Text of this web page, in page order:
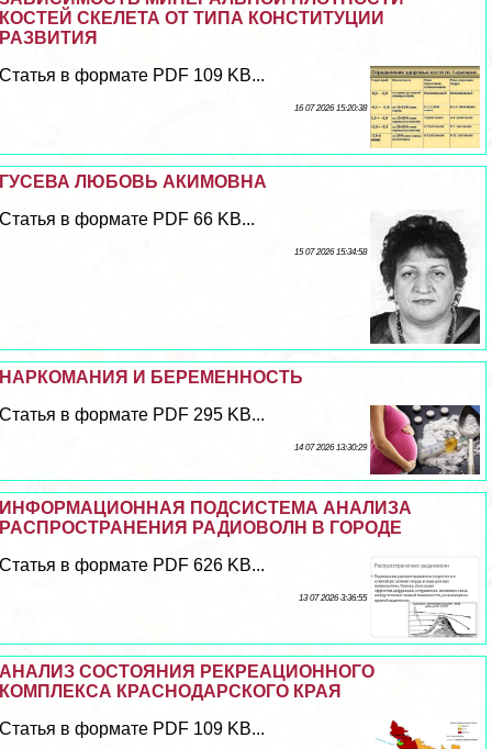
КОСТЕЙ СКЕЛЕТА ОТ ТИПА КОНСТИТУЦИИ
РАЗВИТИЯ
Статья в формате PDF 109 KB...
16 07 2026 15:20:38
ГУСЕВА ЛЮБОВЬ АКИМОВНА
Статья в формате PDF 66 KB...
15 07 2026 15:34:58
НАРКОМАНИЯ И БЕРЕМЕННОСТЬ
Статья в формате PDF 295 KB...
14 07 2026 13:30:29
ИНФОРМАЦИОННАЯ ПОДСИСТЕМА АНАЛИЗА
РАСПРОСТРАНЕНИЯ РАДИОВОЛН В ГОРОДЕ
Статья в формате PDF 626 KB...
13 07 2026 3:36:55
АНАЛИЗ СОСТОЯНИЯ РЕКРЕАЦИОННОГО
КОМПЛЕКСА КРАСНОДАРСКОГО КРАЯ
Статья в формате PDF 109 KB...